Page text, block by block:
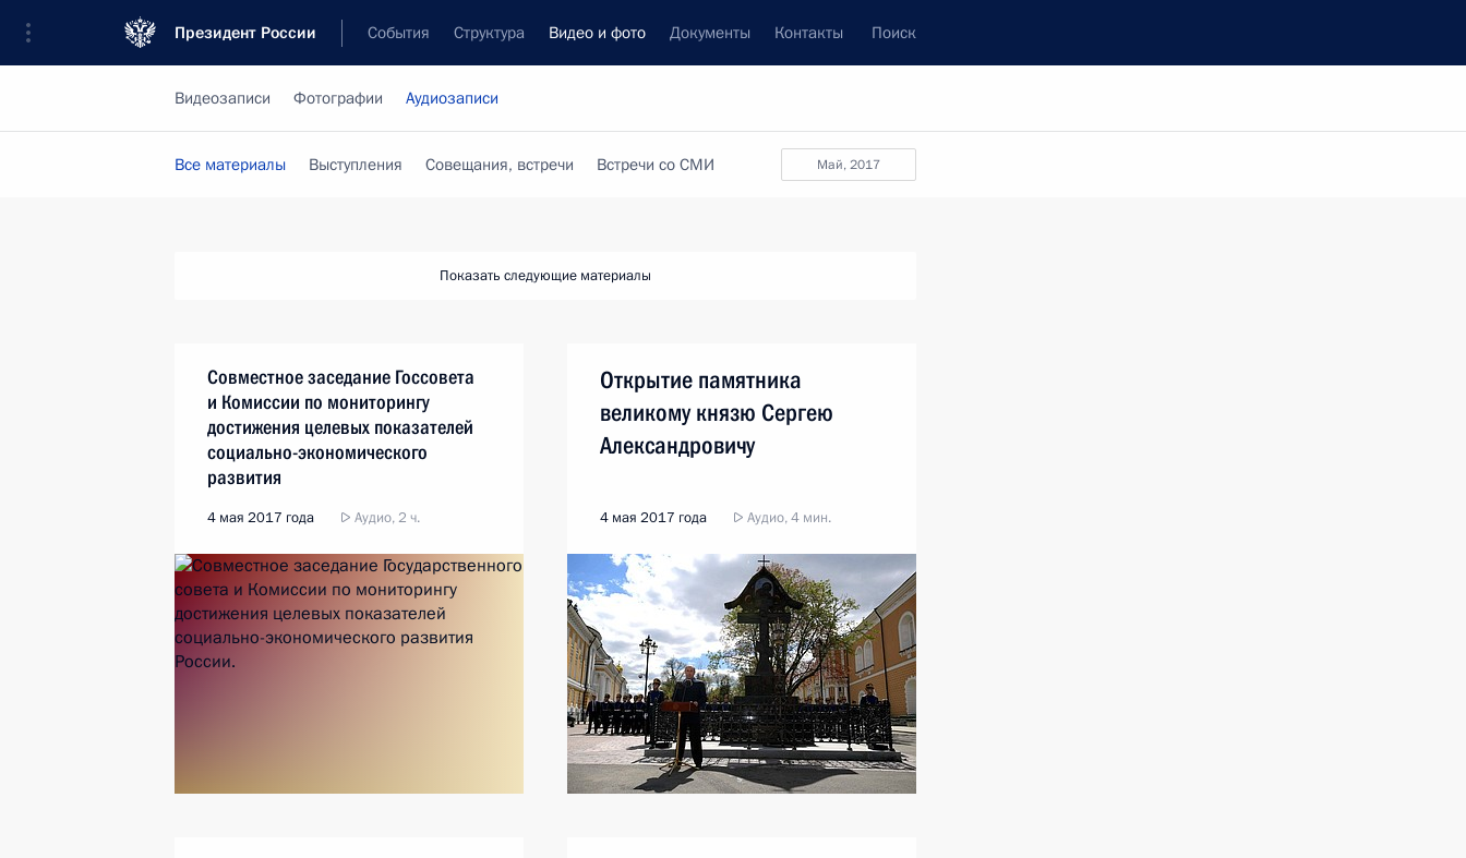
Президент России События Структура Видео и фото Документы Контакты Поиск
Видеозаписи Фотографии Аудиозаписи
май, 2017
Все материалы Выступления Совещания, встречи Встречи со СМИ
Показать следующие материалы
Совместное заседание Госсовета
и Комиссии по мониторингу
достижения целевых показателей
социально-экономического
развития
4 мая 2017 года Аудио, 2 ч.
Открытие памятника
великому князю Сергею
Александровичу
4 мая 2017 года Аудио, 4 мин.